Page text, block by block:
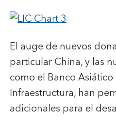
El auge de nuevos
particular China, y las
como el Banco
Infraestructura, han
adicionales para el